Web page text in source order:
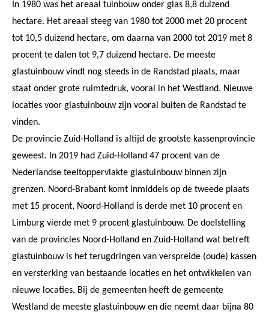
In 1980 was het areaal tuinbouw onder glas 8,8 duizend
hectare. Het areaal steeg van 1980 tot 2000 met 20 procent
tot 10,5 duizend hectare, om daarna van 2000 tot 2019 met 8
procent te dalen tot 9,7 duizend hectare. De meeste
glastuinbouw vindt nog steeds in de Randstad plaats, maar
staat onder grote ruimtedruk, vooral in het Westland. Nieuwe
locaties voor glastuinbouw zijn vooral buiten de Randstad te
vinden.
De provincie Zuid-Holland is altijd de grootste kassenprovincie
geweest. In 2019 had Zuid-Holland 47 procent van de
Nederlandse teeltoppervlakte glastuinbouw binnen zijn
grenzen. Noord-Brabant komt inmiddels op de tweede plaats
met 15 procent, Noord-Holland is derde met 10 procent en
Limburg vierde met 9 procent glastuinbouw. De doelstelling
van de provincies Noord-Holland en Zuid-Holland wat betreft
glastuinbouw is het terugdringen van verspreide (oude) kassen
en versterking van bestaande locaties en het ontwikkelen van
nieuwe locaties. Bij de gemeenten heeft de gemeente
Westland de meeste glastuinbouw en die neemt daar bijna 80